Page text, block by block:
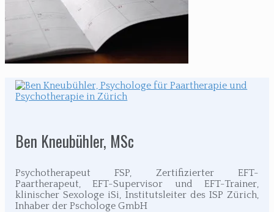
Beitragsnavigation
Ben Kneubühler, MSc
Psychotherapeut FSP, Zertifizierter EFT-
Paartherapeut, EFT-Supervisor und EFT-Trainer,
klinischer Sexologe iSi, Institutsleiter des ISP Zürich,
Inhaber der Pschologe GmbH